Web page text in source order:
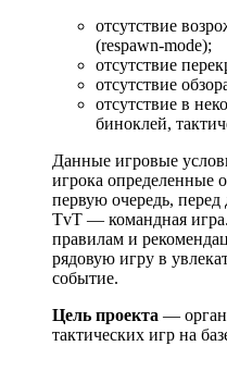
отсутствие
(respawn-mode);
отсутствие
отсутствие
отсутствие в
биноклей,
Данные игровые
игрока определенные
первую очередь,
TvT — командная
правилам и
рядовую игру в
событие.
Цель проекта —
тактических игр на